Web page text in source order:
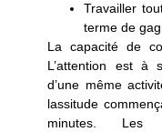
Travailler
terme de
La capacité de
L’attention est à
d’une même
lassitude
minutes. Les